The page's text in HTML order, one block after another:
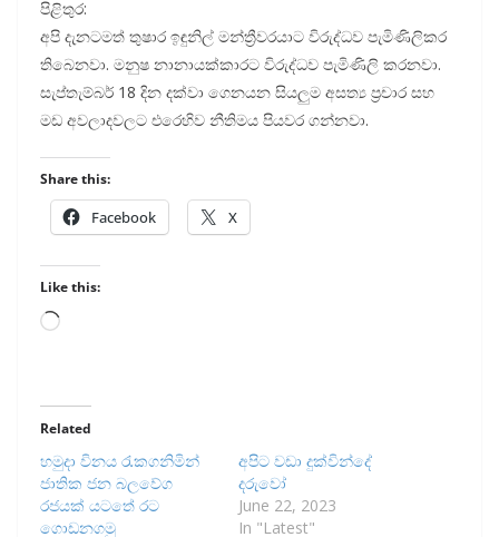
පිළිතුර:
අපි දැනටමත් තුෂාර ඉඳුනිල් මන්ත්‍රීවරයාට විරුද්ධව පැමිණිලිකර
තිබෙනවා. මනුෂ නානායක්කාරට විරුද්ධව පැමිණිලි කරනවා.
සැප්තැම්බර් 18 දින දක්වා ගෙනයන සියලුම අසත්‍ය ප්‍රචාර සහ
මඩ අවලාදවලට එරෙහිව නීතිමය පියවර ගන්නවා.
Share this:
Facebook X
Like this:
Loading…
Related
හමුදා විනය රැකගනිමින්
ජාතික ජන බලවේග
රජයක් යටතේ රට
‌ගොඩනගමු
අපිට වඩා දුක්වින්දේ
දරුවෝ
June 22, 2023
In "Latest"